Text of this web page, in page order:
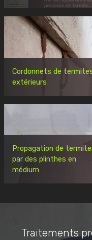
Cordonnets de
extérieurs
Propagation de
par des plinthes en
médium
Traitements